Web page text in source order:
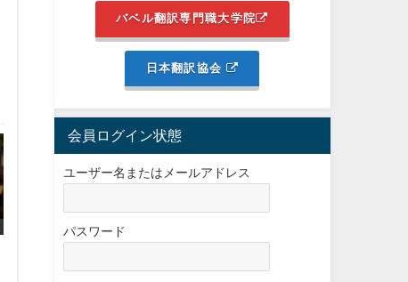
バベル翻訳専門職大学院
日本翻訳協会
会員ログイン状態
ユーザー名またはメールアドレス
パスワード